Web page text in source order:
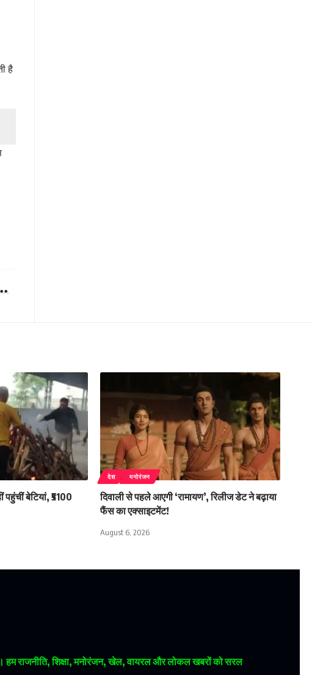
है
पहुंचीं बेटियां, ₹5100
देश मनोरंजन
दिवाली से पहले आएगी ‘रामायण’, रिलीज डेट ने बढ़ाया
फैंस का एक्साइटमेंट!
August 6, 2026
हम राजनीति, शिक्षा, मनोरंजन, खेल, वायरल और लोकल खबरों को सरल